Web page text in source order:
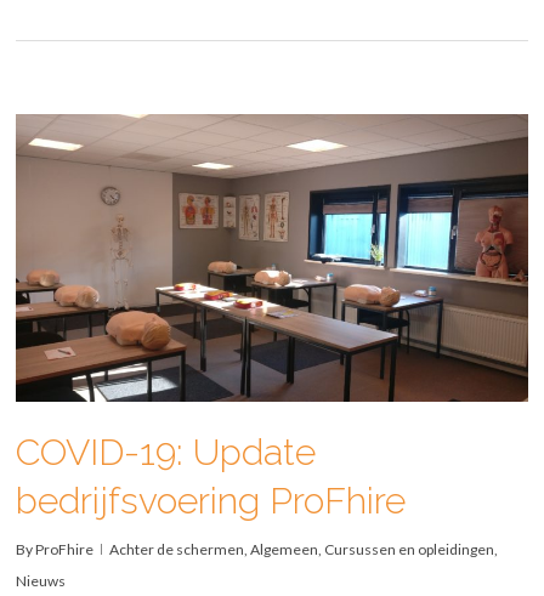
COVID-19: Update
bedrijfsvoering ProFhire
ByProFhire Achter de schermen,Algemeen, Cursussen en opleidingen,
Nieuws